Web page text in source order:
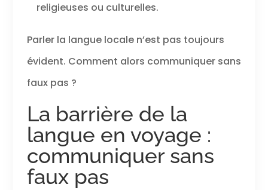
religieuses ou culturelles.
Parler la langue locale n’est pas toujours
évident. Comment alors communiquer sans
faux pas ?
La barrière de la
langue en voyage :
communiquer sans
faux pas